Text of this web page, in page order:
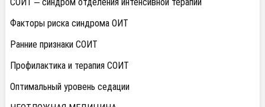
Факторы риска синдрома ОИТ
Ранние признаки СОИТ
Профилактика и терапия СОИТ
Оптимальный уровень седации